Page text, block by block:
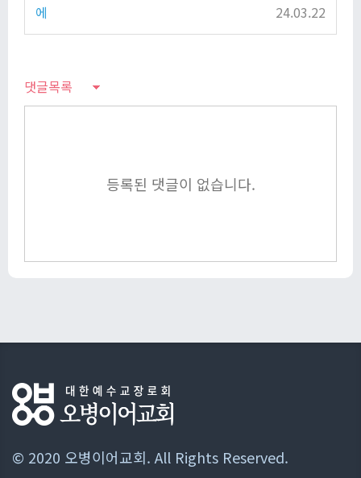
에
24.03.22
댓글목록
등록된 댓글이 없습니다.
© 2020 오병이어교회. All Rights Reserved.